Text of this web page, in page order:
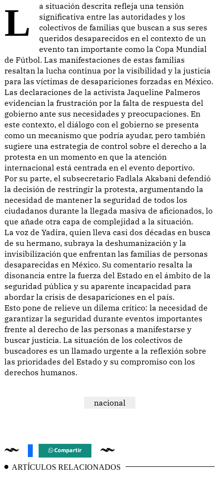
La situación descrita refleja una tensión
significativa entre las autoridades y los
colectivos de familias que buscan a sus seres
queridos desaparecidos en el contexto de un
evento tan importante como la Copa Mundial
de Fútbol. Las manifestaciones de estas familias
resaltan la lucha continua por la visibilidad y la justicia
para las víctimas de desapariciones forzadas en México.
Las declaraciones de la activista Jaqueline Palmeros
evidencian la frustración por la falta de respuesta del
gobierno ante sus necesidades y preocupaciones. En
este contexto, el diálogo con el gobierno se presenta
como un mecanismo que podría ayudar, pero también
sugiere una estrategia de control sobre el derecho a la
protesta en un momento en que la atención
internacional está centrada en el evento deportivo.
Por su parte, el subsecretario Fadlala Akabani defendió
la decisión de restringir la protesta, argumentando la
necesidad de mantener la seguridad de todos los
ciudadanos durante la llegada masiva de aficionados, lo
que añade otra capa de complejidad a la situación.
La voz de Yadira, quien lleva casi dos décadas en busca
de su hermano, subraya la deshumanización y la
invisibilización que enfrentan las familias de personas
desaparecidas en México. Su comentario resalta la
disonancia entre la fuerza del Estado en el ámbito de la
seguridad pública y su aparente incapacidad para
abordar la crisis de desapariciones en el país.
Esto pone de relieve un dilema crítico: la necesidad de
garantizar la seguridad durante eventos importantes
frente al derecho de las personas a manifestarse y
buscar justicia. La situación de los colectivos de
buscadores es un llamado urgente a la reflexión sobre
las prioridades del Estado y su compromiso con los
derechos humanos.
nacional
Compartir
ARTÍCULOS RELACIONADOS